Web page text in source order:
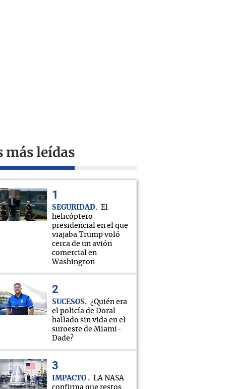
más leídas
SEGURIDAD
El
helicóptero
presidencial en el que
viajaba Trump voló
cerca de un avión
comercial en
Washington
SUCESOS
¿Quién era
el policía de Doral
hallado sin vida en el
suroeste de Miami-
Dade?
IMPACTO
LA NASA
confirma que restos